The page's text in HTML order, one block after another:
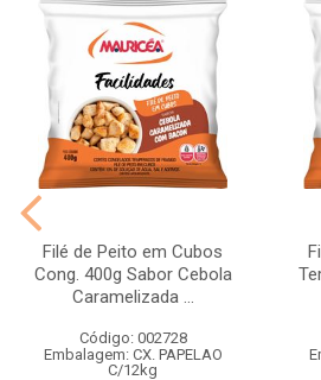
Filé de Peito em Cubos
Cong. 400g Sabor Cebola
Caramelizada ...
Código: 002728
Embalagem: CX. PAPELAO
C/12kg